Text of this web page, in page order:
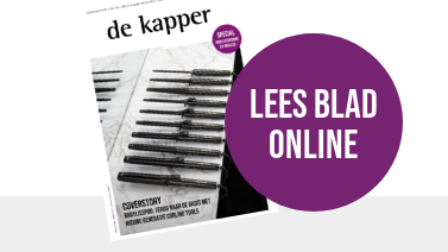
LEES BLAD
ONLINE